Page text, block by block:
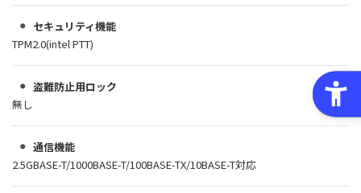
セキュリティ機能
TPM2.0(intel PTT)
盗難防止用ロック
無し
通信機能
2.5GBASE-T/1000BASE-T/100BASE-TX/10BASE-T対応